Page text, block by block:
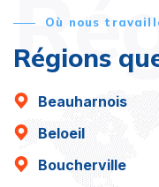
Où nous
Régions
Beauharnois
Beloeil
Boucherville